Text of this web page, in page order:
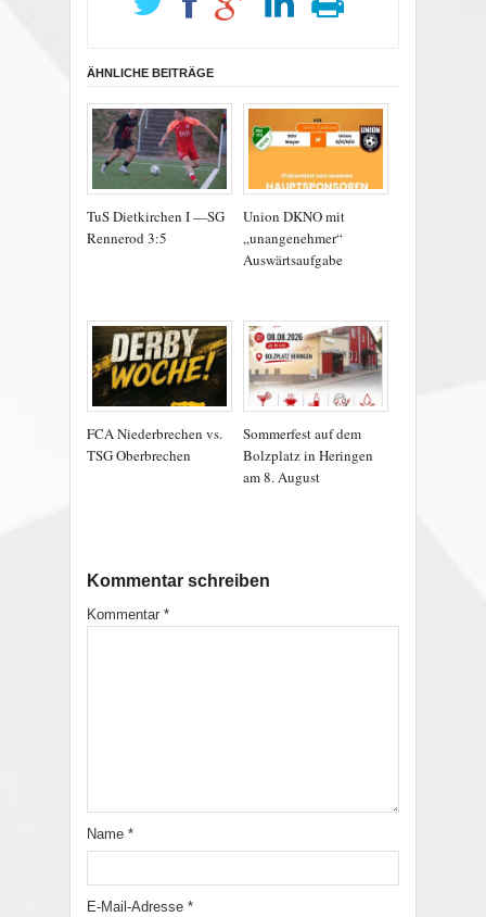
ÄHNLICHE BEITRÄGE
TuS Dietkirchen I —SG
Rennerod 3:5
Union DKNO mit
„unangenehmer“
Auswärtsaufgabe
FCA Niederbrechen vs.
TSG Oberbrechen
Sommerfest auf dem
Bolzplatz in Heringen
am 8. August
Kommentar schreiben
Kommentar *
Name *
E-Mail-Adresse *